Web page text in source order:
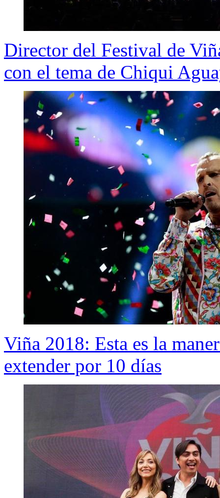
Director del Festival de
con el tema de Chiqui
Viña 2018: Esta es la
extender por 10 días